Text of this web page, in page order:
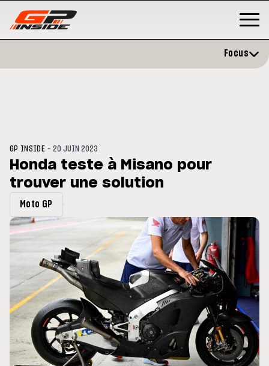
droite à Madrid
MOTO GP
Bretagne
Focus
GP INSIDE -20 JUIN 2023
Honda teste à Misano pour
trouver une solution
Moto GP